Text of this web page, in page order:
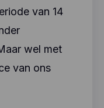
van 14
wel met
van ons